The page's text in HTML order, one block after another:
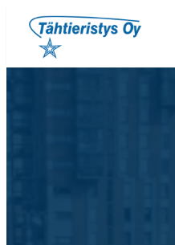
Siirry
sisältöön